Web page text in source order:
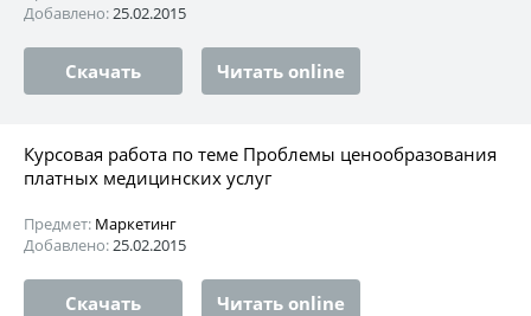
Добавлено:25.02.2015
Скачать Читать online
Курсовая работа по теме Проблемы ценообразования
платных медицинских услуг
Предмет: Маркетинг
Добавлено:25.02.2015
Скачать Читать online